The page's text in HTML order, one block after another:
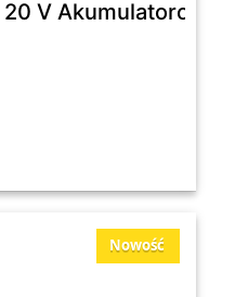
20 V Akumulatorowa
Nowość